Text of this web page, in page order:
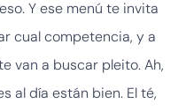
Y ese menú te invita
cual competencia, y a
van a buscar pleito. Ah,
al día están bien. El té,